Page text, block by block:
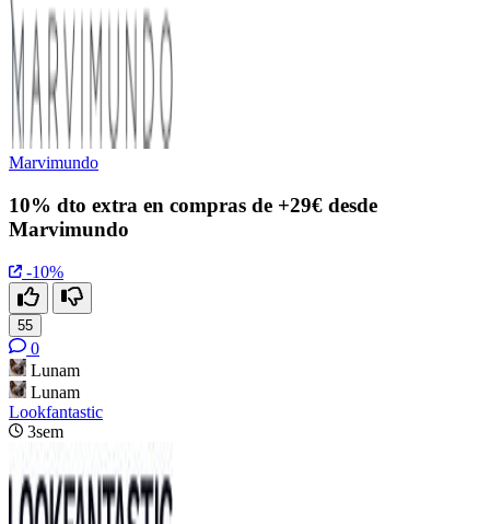
Marvimundo
10% dto extra en compras de +29€ desde
Marvimundo
-10%
55
0
Lunam
Lunam
Lookfantastic
3sem